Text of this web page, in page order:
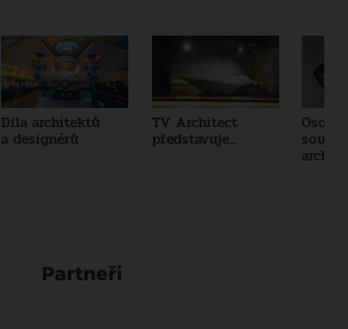
Díla architektů
a designérů
TV Architect
představuje...
Partneři